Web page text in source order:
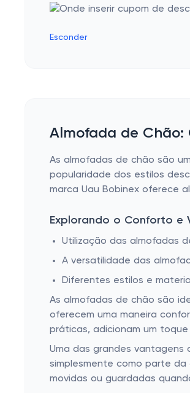
Esconder
Almofada de Chão:
As almofadas de chão são
popularidade dos estilos
marca Uau Bobinex oferece
Explorando o Conforto e
Utilização das almofadas
A versatilidade das
Diferentes estilos e
As almofadas de chão são
oferecem uma maneira
práticas, adicionam um
Uma das grandes vantagens
simplesmente como parte
movidas ou guardadas